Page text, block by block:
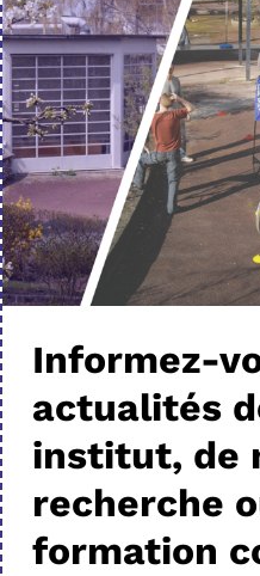
Informez-
actualités
institut, de
recherche
formation